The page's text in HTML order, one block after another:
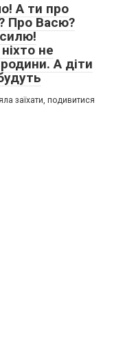
А ти про
Про Васю?
не
А діти
заїхати, подивитися